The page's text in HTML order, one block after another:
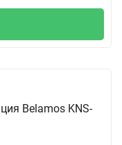
Belamos KNS-